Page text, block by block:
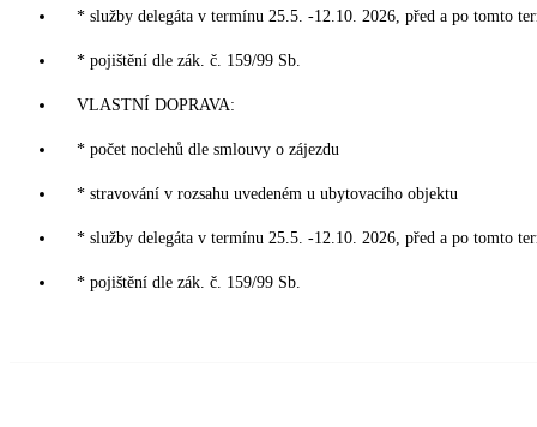
* služby delegáta v termínu 25.5. -12.10. 2026, před a po tomto
* pojištění dle zák. č. 159/99 Sb.
VLASTNÍ DOPRAVA:
* počet noclehů dle smlouvy o zájezdu
* stravování v rozsahu uvedeném u ubytovacího objektu
* služby delegáta v termínu 25.5. -12.10. 2026, před a po tomto
* pojištění dle zák. č. 159/99 Sb.